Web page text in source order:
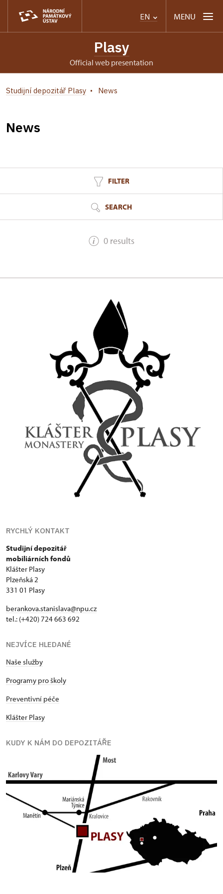
EN MENU
Plasy
Official web presentation
Studijní depozitář Plasy News
News
FILTER
SEARCH
0 results
RYCHLÝ KONTAKT
Studijní depozitář
mobiliárních fondů
Klášter Plasy
Plzeňská 2
331 01 Plasy
berankova.stanislava@npu.cz
tel.: (+420) 724 663 692
NEJVÍCE HLEDANÉ
Naše služby
Programy pro školy
Preventivní péče
Klášter Plasy
KUDY K NÁM DO DEPOZITÁŘE